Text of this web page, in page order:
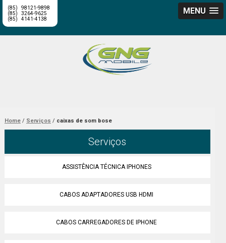
MENU
(85)
98121-9898
(85)
3264-9625
(85)
4141-4138
Home Serviços caixas de som bose
Serviços
ASSISTÊNCIA TÉCNICA IPHONES
CABOS ADAPTADORES USB HDMI
CABOS CARREGADORES DE IPHONE